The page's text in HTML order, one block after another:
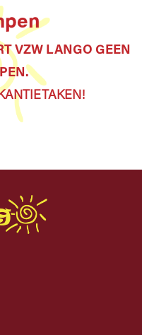
VZW LANGO GEEN